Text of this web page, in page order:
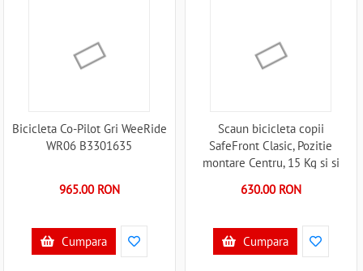
Bicicleta Co-Pilot Gri WeeRide
WR06 B3301635
965.00 RON
Cumpara
Scaun bicicleta copii
SafeFront Clasic, Pozitie
montare Centru, 15 Kg si si
Tail WeeRide WR09SKFT
630.00 RON
Cumpara